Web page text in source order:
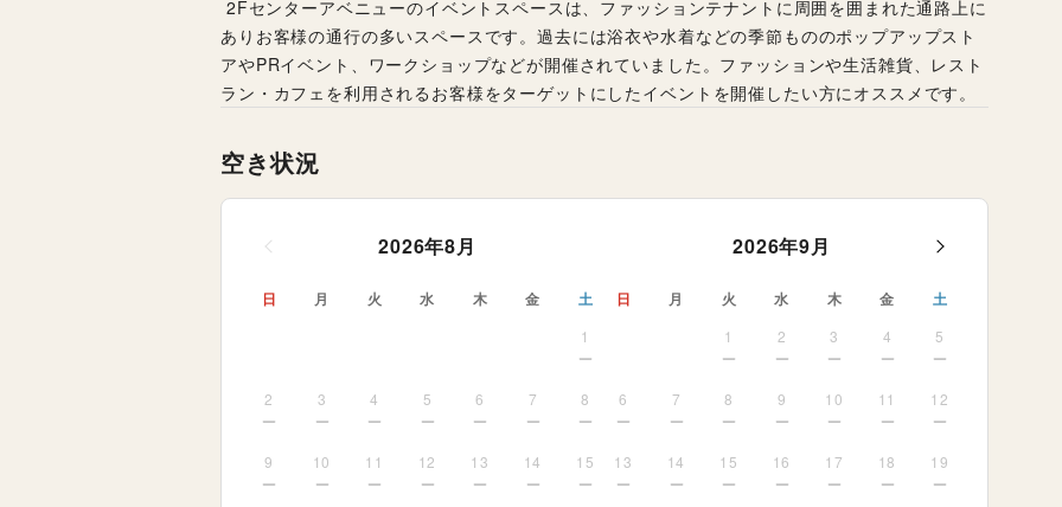
ありお客様の通行の多いスペースです。過去には浴衣や水着などの季節もののポップアップスト
アやPRイベント、ワークショップなどが開催されていました。ファッションや生活雑貨、レスト
ラン・カフェを利用されるお客様をターゲットにしたイベントを開催したい方にオススメです。
空き状況
2026年8月
日 月 火 水 木 金 土
1
2 3 4 5 6 7 8
9 10 11 12 13 14 15
2026年9月
日 月 火 水 木 金 土
1 2 3 4 5
6 7 8 9 10 11 12
13 14 15 16 17 18 19